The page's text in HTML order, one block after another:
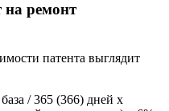
на ремонт
патента выглядит
/ 365 (366) дней х